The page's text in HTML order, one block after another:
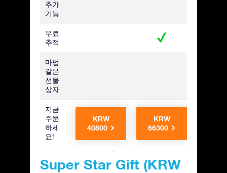
추가
기능
무료
추적
마법
같은
선물
상자
지금
주문
하세
요!
KRW
40800
KRW
66300
Super Star Gift (KRW